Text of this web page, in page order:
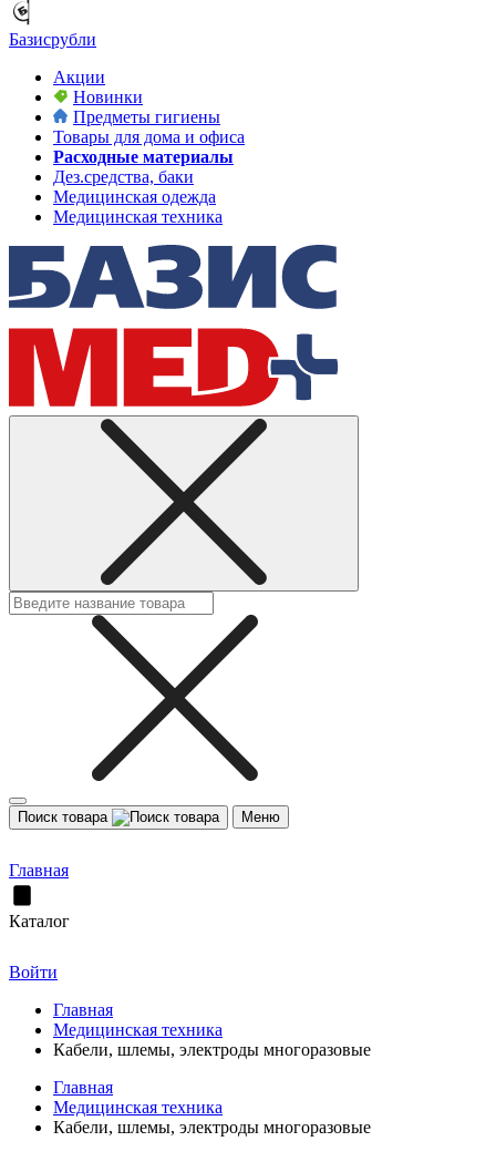
Базисрубли
Акции
Новинки
Предметы гигиены
Товары для дома и офиса
Расходные материалы
Дез.средства, баки
Медицинская одежда
Медицинская техника
Поиск товара Меню
Главная
Каталог
Войти
Главная
Медицинская техника
Кабели, шлемы, электроды многоразовые
Главная
Медицинская техника
Кабели, шлемы, электроды многоразовые